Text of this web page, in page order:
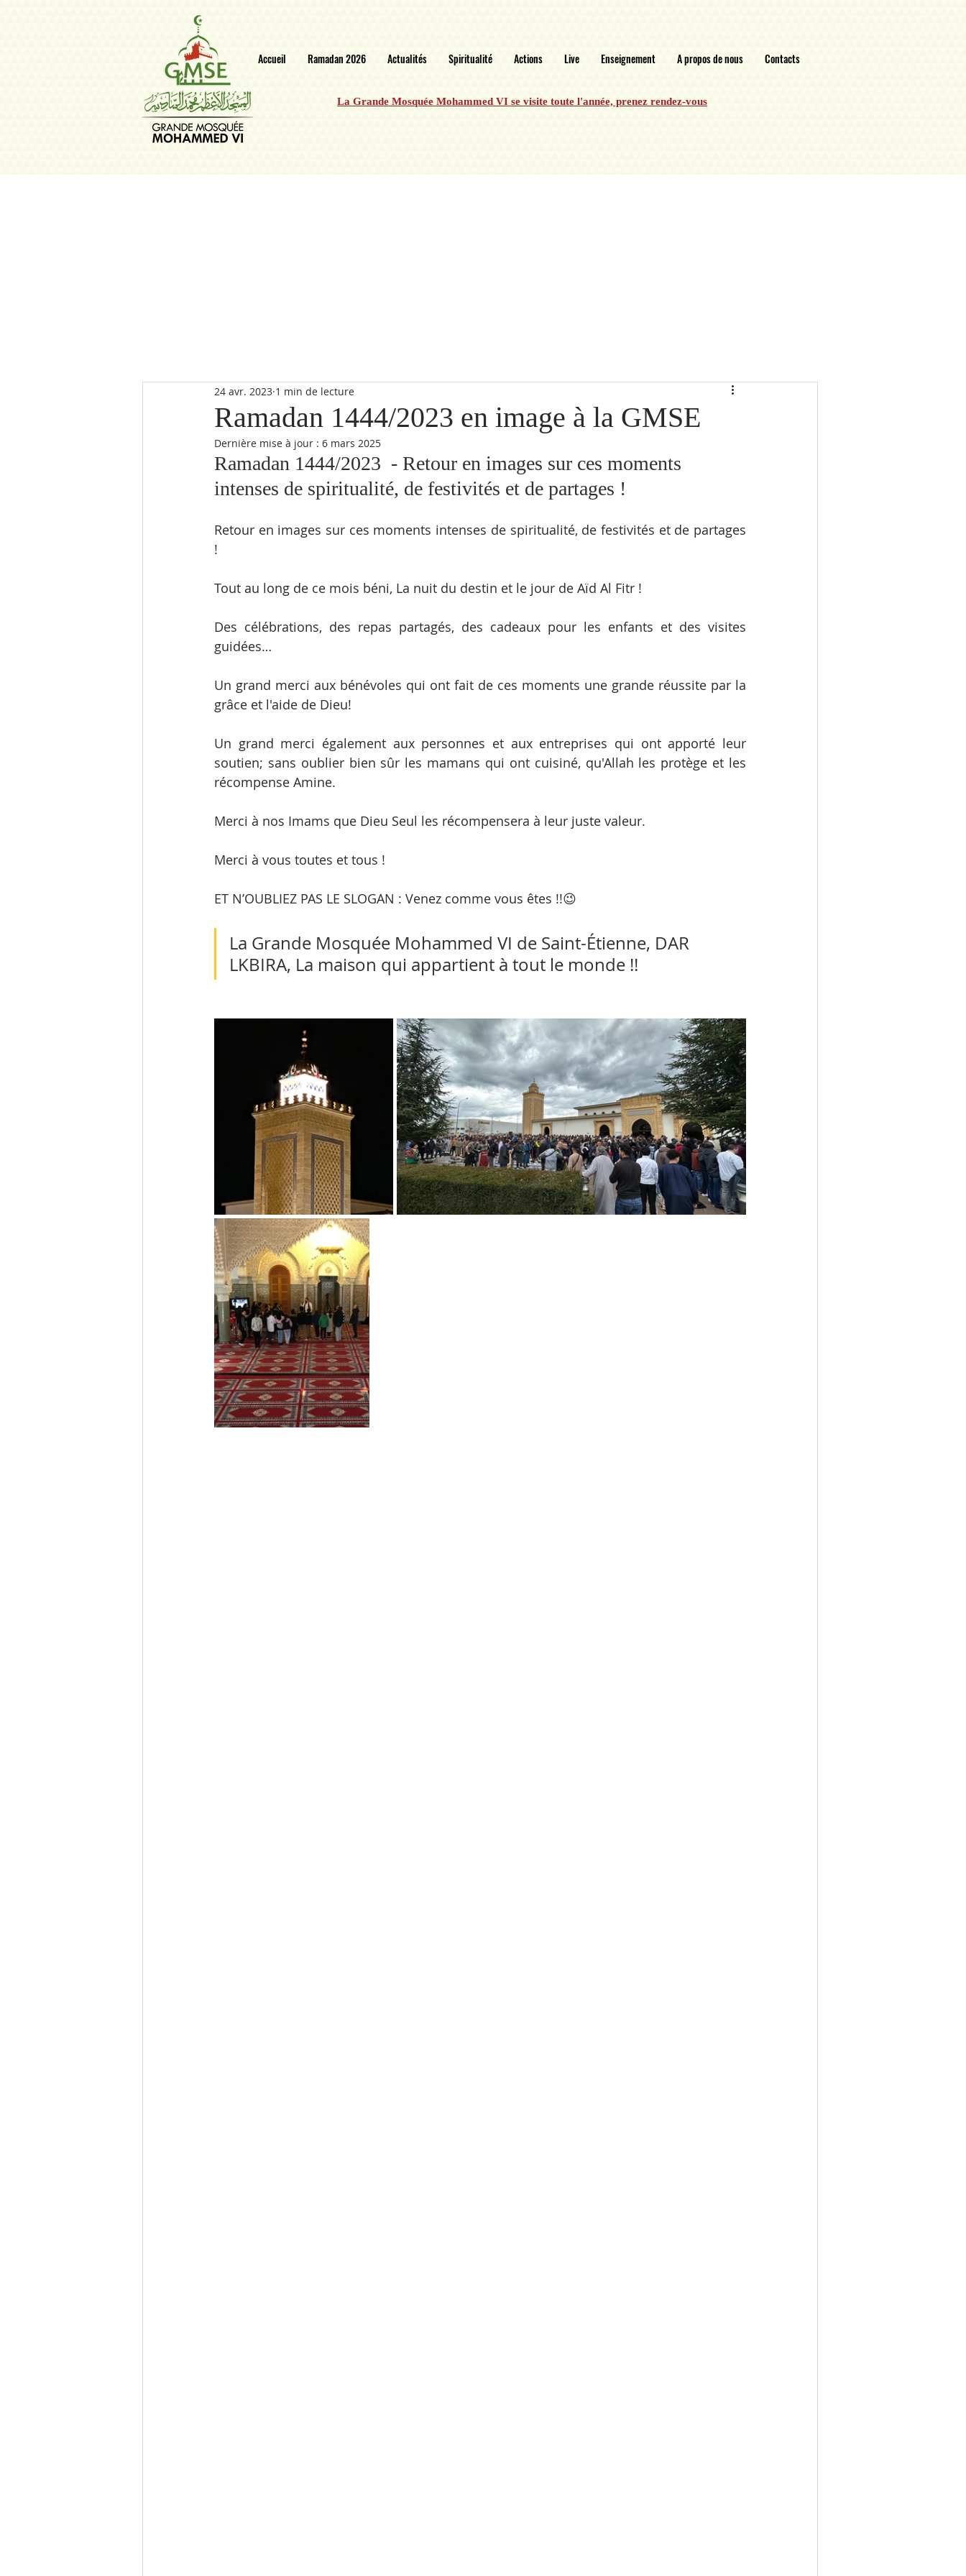
Accueil Ramadan 2026 Actualités Spiritualité Actions Live Enseignement A propos de nous Contacts
La Grande Mosquée Mohammed VI se visite toute l'année, prenez rendez-vous
Ramadan 1444/2023 en image à la GMSE
24 avr. 2023 1 min de lecture
Dernière mise à jour : 6 mars 2025
Ramadan 1444/2023  - Retour en images sur ces moments
intenses de spiritualité, de festivités et de partages !
Retour en images sur ces moments intenses de spiritualité, de festivités et de partages
!
Tout au long de ce mois béni, La nuit du destin et le jour de Aïd Al Fitr !
Des célébrations, des repas partagés, des cadeaux pour les enfants et des visites
guidées…
Un grand merci aux bénévoles qui ont fait de ces moments une grande réussite par la
grâce et l'aide de Dieu!
Un grand merci également aux personnes et aux entreprises qui ont apporté leur
soutien; sans oublier bien sûr les mamans qui ont cuisiné, qu'Allah les protège et les
récompense Amine.
Merci à nos Imams que Dieu Seul les récompensera à leur juste valeur.
Merci à vous toutes et tous !
ET N’OUBLIEZ PAS LE SLOGAN : Venez comme vous êtes !!😉
La Grande Mosquée Mohammed VI de Saint-Étienne, DAR
LKBIRA, La maison qui appartient à tout le monde !!